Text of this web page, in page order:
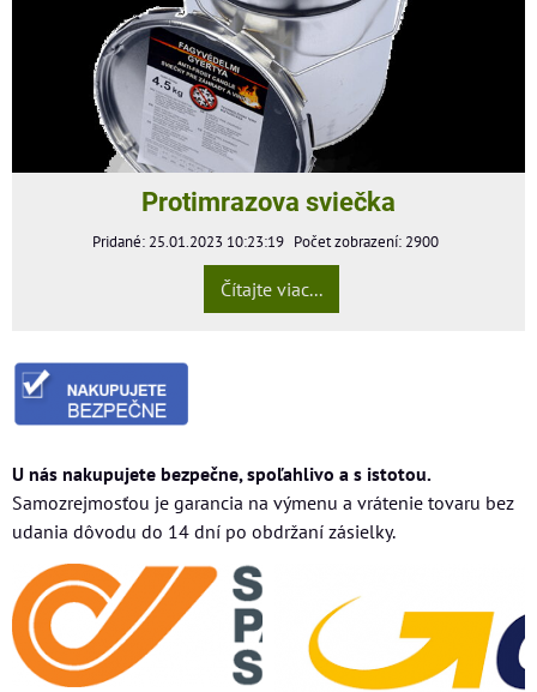
Protimrazova sviečka
Pridané: 25.01.2023 10:23:19 Počet zobrazení: 2900
Čítajte viac...
U nás nakupujete bezpečne, spoľahlivo a s istotou.
Samozrejmosťou je garancia na výmenu a vrátenie tovaru bez
udania dôvodu do 14 dní po obdržaní zásielky.